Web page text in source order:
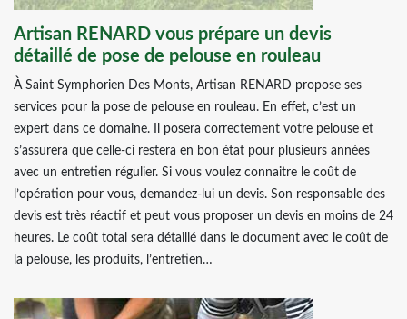
Artisan RENARD vous prépare un devis
détaillé de pose de pelouse en rouleau
À Saint Symphorien Des Monts, Artisan RENARD propose ses
services pour la pose de pelouse en rouleau. En effet, c’est un
expert dans ce domaine. Il posera correctement votre pelouse et
s’assurera que celle-ci restera en bon état pour plusieurs années
avec un entretien régulier. Si vous voulez connaitre le coût de
l’opération pour vous, demandez-lui un devis. Son responsable des
devis est très réactif et peut vous proposer un devis en moins de 24
heures. Le coût total sera détaillé dans le document avec le coût de
la pelouse, les produits, l’entretien…